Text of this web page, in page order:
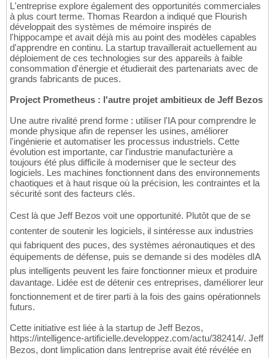
L'entreprise explore également des opportunités commerciales
à plus court terme. Thomas Reardon a indiqué que Flourish
développait des systèmes de mémoire inspirés de
l'hippocampe et avait déjà mis au point des modèles capables
d'apprendre en continu. La startup travaillerait actuellement au
déploiement de ces technologies sur des appareils à faible
consommation d'énergie et étudierait des partenariats avec de
grands fabricants de puces.
Project Prometheus : l'autre projet ambitieux de Jeff Bezos
Une autre rivalité prend forme : utiliser l'IA pour comprendre le
monde physique afin de repenser les usines, améliorer
l'ingénierie et automatiser les processus industriels. Cette
évolution est importante, car l'industrie manufacturière a
toujours été plus difficile à moderniser que le secteur des
logiciels. Les machines fonctionnent dans des environnements
chaotiques et à haut risque où la précision, les contraintes et la
sécurité sont des facteurs clés.
Cest là que Jeff Bezos voit une opportunité. Plutôt que de se
contenter de soutenir les logiciels, il sintéresse aux industries
qui fabriquent des puces, des systèmes aéronautiques et des
équipements de défense, puis se demande si des modèles dIA
plus intelligents peuvent les faire fonctionner mieux et produire
davantage. Lidée est de détenir ces entreprises, daméliorer leur
fonctionnement et de tirer parti à la fois des gains opérationnels
futurs.
Cette initiative est liée à la startup de Jeff Bezos,
https://intelligence-artificielle.developpez.com/actu/382414/. Jeff
Bezos, dont limplication dans lentreprise avait été révélée en